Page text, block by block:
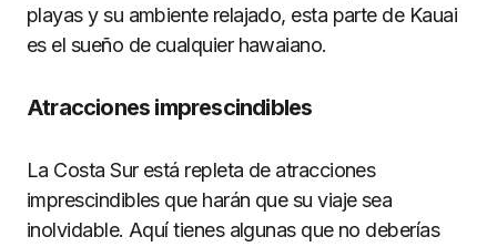
playas y su ambiente relajado, esta parte de Kauai
es el sueño de cualquier hawaiano.
Atracciones imprescindibles
La Costa Sur está repleta de atracciones
imprescindibles que harán que su viaje sea
inolvidable. Aquí tienes algunas que no deberías